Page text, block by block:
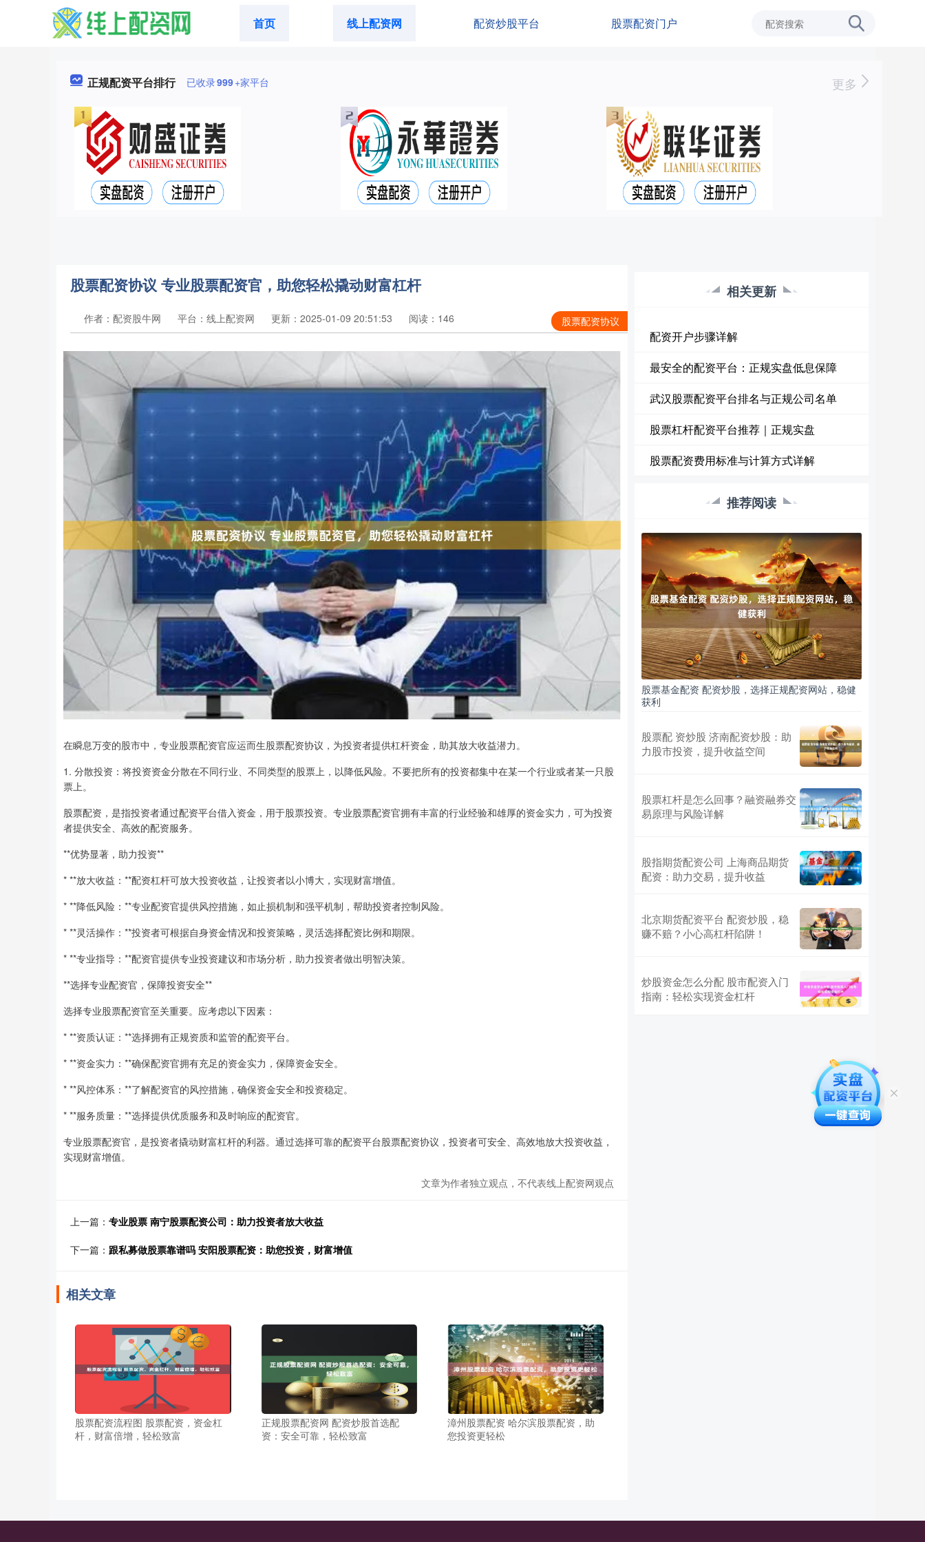
首页 线上配资网 配资炒股平台 股票配资门户
正规配资平台排行 已收录999+家平台 更多
股票配资协议 专业股票配资官，助您轻松撬动财富杠杆
股票配资协议
作者：配资股牛网 平台：线上配资网 更新：2025-01-09 20:51:53 阅读：146
在瞬息万变的股市中，专业股票配资官应运而生股票配资协议，为投资者提供杠杆资金，助其放大收益潜力。
1. 分散投资：将投资资金分散在不同行业、不同类型的股票上，以降低风险。不要把所有的投资都集中在某一个行业或者某一只股
票上。
股票配资，是指投资者通过配资平台借入资金，用于股票投资。专业股票配资官拥有丰富的行业经验和雄厚的资金实力，可为投资
者提供安全、高效的配资服务。
**优势显著，助力投资**
* **放大收益：**配资杠杆可放大投资收益，让投资者以小博大，实现财富增值。
* **降低风险：**专业配资官提供风控措施，如止损机制和强平机制，帮助投资者控制风险。
* **灵活操作：**投资者可根据自身资金情况和投资策略，灵活选择配资比例和期限。
* **专业指导：**配资官提供专业投资建议和市场分析，助力投资者做出明智决策。
**选择专业配资官，保障投资安全**
选择专业股票配资官至关重要。应考虑以下因素：
* **资质认证：**选择拥有正规资质和监管的配资平台。
* **资金实力：**确保配资官拥有充足的资金实力，保障资金安全。
* **风控体系：**了解配资官的风控措施，确保资金安全和投资稳定。
* **服务质量：**选择提供优质服务和及时响应的配资官。
专业股票配资官，是投资者撬动财富杠杆的利器。通过选择可靠的配资平台股票配资协议，投资者可安全、高效地放大投资收益，
实现财富增值。
文章为作者独立观点，不代表线上配资网观点
上一篇： 专业股票 南宁股票配资公司：助力投资者放大收益
下一篇： 跟私募做股票靠谱吗 安阳股票配资：助您投资，财富增值
相关文章
股票配资流程图 股票配资，资金杠
杆，财富倍增，轻松致富
正规股票配资网 配资炒股首选配
资：安全可靠，轻松致富
漳州股票配资 哈尔滨股票配资，助
您投资更轻松
相关更新
配资开户步骤详解
最安全的配资平台：正规实盘低息保障
武汉股票配资平台排名与正规公司名单
股票杠杆配资平台推荐｜正规实盘
股票配资费用标准与计算方式详解
推荐阅读
股票基金配资 配资炒股，选择正规配资网站，稳健
获利
股票配 资炒股 济南配资炒股：助
力股市投资，提升收益空间
股票杠杆是怎么回事？融资融券交
易原理与风险详解
股指期货配资公司 上海商品期货
配资：助力交易，提升收益
北京期货配资平台 配资炒股，稳
赚不赔？小心高杠杆陷阱！
炒股资金怎么分配 股市配资入门
指南：轻松实现资金杠杆